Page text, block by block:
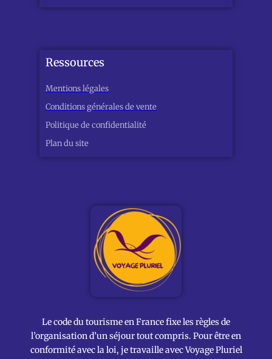
Ressources
Mentions légales
Conditions générales de vente
Politique de confidentialité
Plan du site
Le code du tourisme en France fixe les règles de
l’organisation d’un séjour tout compris. Pour être en
conformité avec la loi, je travaille avec Voyage Pluriel